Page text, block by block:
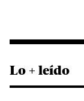
Lo + leído